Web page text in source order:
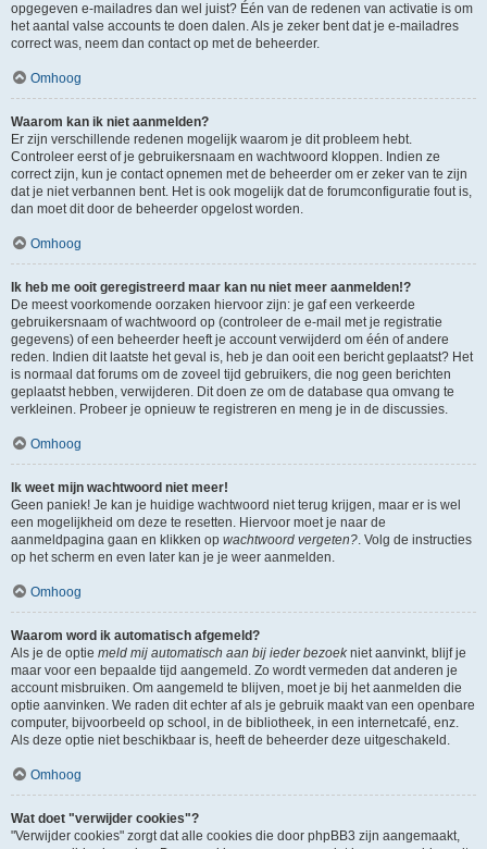
opgegeven e-mailadres dan wel juist? Één van de redenen van activatie is om
het aantal valse accounts te doen dalen. Als je zeker bent dat je e-mailadres
correct was, neem dan contact op met de beheerder.
Omhoog
Waarom kan ik niet aanmelden?
Er zijn verschillende redenen mogelijk waarom je dit probleem hebt.
Controleer eerst of je gebruikersnaam en wachtwoord kloppen. Indien ze
correct zijn, kun je contact opnemen met de beheerder om er zeker van te zijn
dat je niet verbannen bent. Het is ook mogelijk dat de forumconfiguratie fout is,
dan moet dit door de beheerder opgelost worden.
Omhoog
Ik heb me ooit geregistreerd maar kan nu niet meer aanmelden!?
De meest voorkomende oorzaken hiervoor zijn: je gaf een verkeerde
gebruikersnaam of wachtwoord op (controleer de e-mail met je registratie
gegevens) of een beheerder heeft je account verwijderd om één of andere
reden. Indien dit laatste het geval is, heb je dan ooit een bericht geplaatst? Het
is normaal dat forums om de zoveel tijd gebruikers, die nog geen berichten
geplaatst hebben, verwijderen. Dit doen ze om de database qua omvang te
verkleinen. Probeer je opnieuw te registreren en meng je in de discussies.
Omhoog
Ik weet mijn wachtwoord niet meer!
Geen paniek! Je kan je huidige wachtwoord niet terug krijgen, maar er is wel
een mogelijkheid om deze te resetten. Hiervoor moet je naar de
aanmeldpagina gaan en klikken op wachtwoord vergeten?. Volg de instructies
op het scherm en even later kan je je weer aanmelden.
Omhoog
Waarom word ik automatisch afgemeld?
Als je de optie meld mij automatisch aan bij ieder bezoekniet aanvinkt, blijf je
maar voor een bepaalde tijd aangemeld. Zo wordt vermeden dat anderen je
account misbruiken. Om aangemeld te blijven, moet je bij het aanmelden die
optie aanvinken. We raden dit echter af als je gebruik maakt van een openbare
computer, bijvoorbeeld op school, in de bibliotheek, in een internetcafé, enz.
Als deze optie niet beschikbaar is, heeft de beheerder deze uitgeschakeld.
Omhoog
Wat doet "verwijder cookies"?
"Verwijder cookies" zorgt dat alle cookies die door phpBB3 zijn aangemaakt,